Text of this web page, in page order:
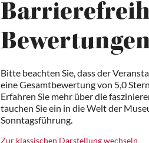
Bitte beachten Sie, dass der
eine Gesamtbewertung von 5,0
Erfahren Sie mehr über die
tauchen Sie ein in die Welt der
Sonntagsführung.
Zur klassischen Darstellung wechseln